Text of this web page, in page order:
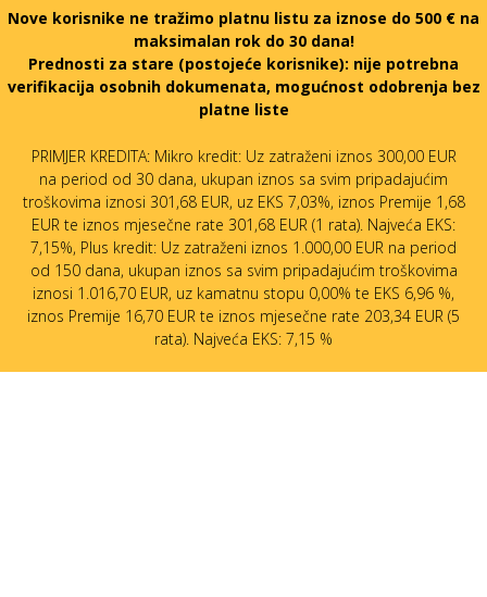
Nove korisnike ne tražimo platnu listu za iznose do 500 € na
maksimalan rok do 30 dana!
Prednosti za stare (postojeće korisnike): nije potrebna
verifikacija osobnih dokumenata, mogućnost odobrenja bez
platne liste
PRIMJER KREDITA: Mikro kredit: Uz zatraženi iznos 300,00 EUR
na period od 30 dana, ukupan iznos sa svim pripadajućim
troškovima iznosi 301,68 EUR, uz EKS 7,03%, iznos Premije 1,68
EUR te iznos mjesečne rate 301,68 EUR (1 rata). Najveća EKS:
7,15%, Plus kredit: Uz zatraženi iznos 1.000,00 EUR na period
od 150 dana, ukupan iznos sa svim pripadajućim troškovima
iznosi 1.016,70 EUR, uz kamatnu stopu 0,00% te EKS 6,96 %,
iznos Premije 16,70 EUR te iznos mjesečne rate 203,34 EUR (5
rata). Najveća EKS: 7,15 %